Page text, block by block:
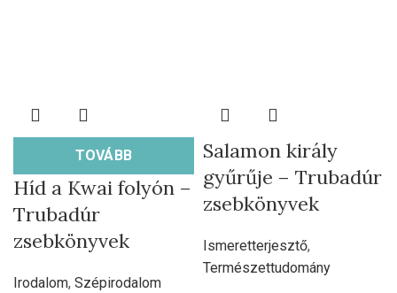
TOVÁBB
Híd a Kwai folyón –
Trubadúr
zsebkönyvek
Irodalom, Szépirodalom
Salamon király
gyűrűje – Trubadúr
zsebkönyvek
Ismeretterjesztő,
Természettudomány